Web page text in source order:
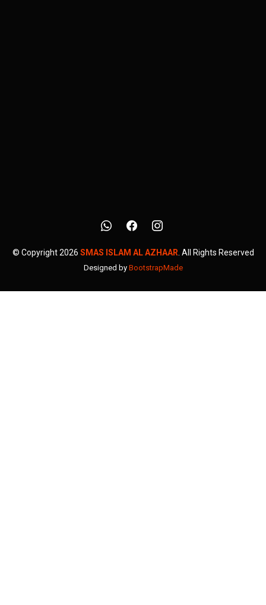
© Copyright 2026 SMAS ISLAM AL AZHAAR . All Rights Reserved
Designed by BootstrapMade